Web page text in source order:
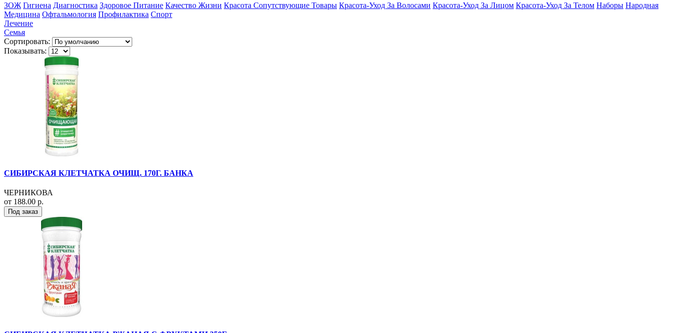
ЗОЖ Гигиена Диагностика Здоровое Питание Качество Жизни Красота Сопутствующие Товары Красота-Уход За Волосами Красота-Уход За Лицом Красота-Уход За Телом Наборы Народная
Медицина Офтальмология Профилактика Спорт
Лечение
Семья
Сортировать:
Показывать:
СИБИРСКАЯ КЛЕТЧАТКА ОЧИЩ. 170Г. БАНКА
ЧЕРНИКОВА
от 188.00 р.
Под заказ